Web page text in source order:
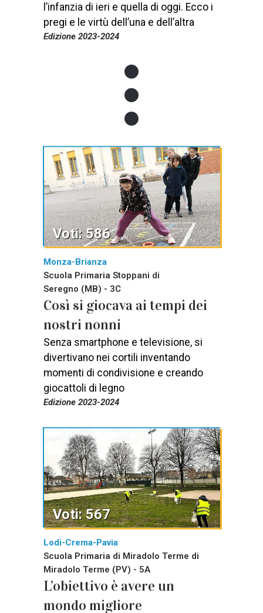
l’infanzia di ieri e quella di oggi. Ecco i
pregi e le virtù dell’una e dell’altra
Edizione 2023-2024
Monza-Brianza
Scuola Primaria Stoppani di
Seregno (MB) - 3C
Così si giocava ai tempi dei
nostri nonni
Senza smartphone e televisione, si
divertivano nei cortili inventando
momenti di condivisione e creando
giocattoli di legno
Edizione 2023-2024
Voti: 586
Lodi-Crema-Pavia
Scuola Primaria di Miradolo Terme di
Miradolo Terme (PV) - 5A
L’obiettivo è avere un
mondo migliore
Voti: 567